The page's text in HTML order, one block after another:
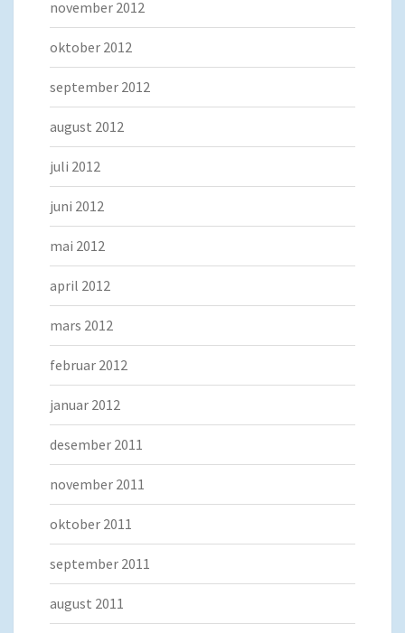
november 2012
oktober 2012
september 2012
august 2012
juli 2012
juni 2012
mai 2012
april 2012
mars 2012
februar 2012
januar 2012
desember 2011
november 2011
oktober 2011
september 2011
august 2011